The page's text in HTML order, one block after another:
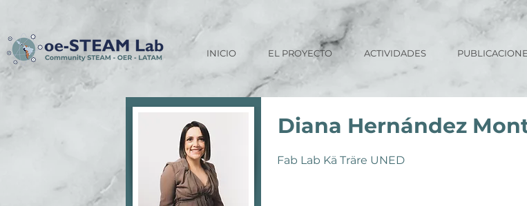
INICIO EL PROYECTO ACTIVIDADES
Diana Hernández
Fab Lab Kä Träre UNED